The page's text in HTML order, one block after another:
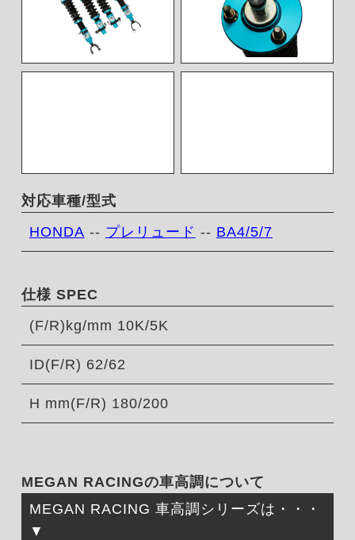
対応車種/型式
HONDA -- プレリュード -- BA4/5/7
仕様 SPEC
(F/R)kg/mm 10K/5K
ID(F/R) 62/62
H mm(F/R) 180/200
MEGAN RACINGの車高調について
MEGAN RACING 車高調シリーズは・・・